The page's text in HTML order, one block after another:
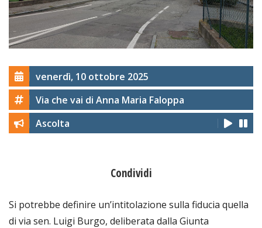
venerdì, 10 ottobre 2025
Via che vai di Anna Maria Faloppa
Ascolta
Condividi
Si potrebbe definire un’intitolazione sulla fiducia quella
di via sen. Luigi Burgo, deliberata dalla Giunta